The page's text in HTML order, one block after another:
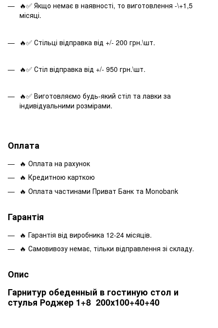
🔥✅ Якщо немає в наявності, то виготовлення -\+1,5
місяці.
🔥✅ Стільці відправка від +/- 200 грн.\шт.
🔥✅ Стіл відправка від +/- 950 грн.\шт.
🔥✅ Виготовляємо будь-який стіл та лавки за
індивідуальними розмірами.
Оплата
🔥 Оплата на рахунок
🔥 Кредитною карткою
🔥 Оплата частинами Приват Банк та Monobank
Гарантія
🔥 Гарантія від виробника 12-24 місяців.
🔥 Самовивозу немає, тільки відправлення зі складу.
Опис
Гарнитур обеденный в гостиную стол и
стулья Роджер 1+8 200х100+40+40